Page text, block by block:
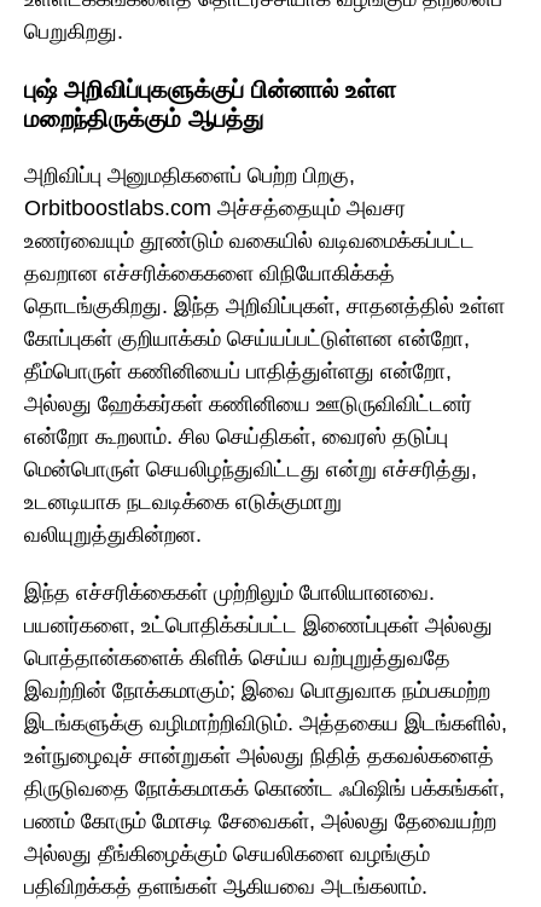
பெறுகிறது.
புஷ் அறிவிப்புகளுக்குப் பின்னால் உள்ள
மறைந்திருக்கும் ஆபத்து
அறிவிப்பு அனுமதிகளைப் பெற்ற பிறகு,
Orbitboostlabs.com அச்சத்தையும் அவசர
உணர்வையும் தூண்டும் வகையில் வடிவமைக்கப்பட்ட
தவறான எச்சரிக்கைகளை விநியோகிக்கத்
தொடங்குகிறது. இந்த அறிவிப்புகள், சாதனத்தில் உள்ள
கோப்புகள் குறியாக்கம் செய்யப்பட்டுள்ளன என்றோ,
தீம்பொருள் கணினியைப் பாதித்துள்ளது என்றோ,
அல்லது ஹேக்கர்கள் கணினியை ஊடுருவிவிட்டனர்
என்றோ கூறலாம். சில செய்திகள், வைரஸ் தடுப்பு
மென்பொருள் செயலிழந்துவிட்டது என்று எச்சரித்து,
உடனடியாக நடவடிக்கை எடுக்குமாறு
வலியுறுத்துகின்றன.
இந்த எச்சரிக்கைகள் முற்றிலும் போலியானவை.
பயனர்களை, உட்பொதிக்கப்பட்ட இணைப்புகள் அல்லது
பொத்தான்களைக் கிளிக் செய்ய வற்புறுத்துவதே
இவற்றின் நோக்கமாகும்; இவை பொதுவாக நம்பகமற்ற
இடங்களுக்கு வழிமாற்றிவிடும். அத்தகைய இடங்களில்,
உள்நுழைவுச் சான்றுகள் அல்லது நிதித் தகவல்களைத்
திருடுவதை நோக்கமாகக் கொண்ட ஃபிஷிங் பக்கங்கள்,
பணம் கோரும் மோசடி சேவைகள், அல்லது தேவையற்ற
அல்லது தீங்கிழைக்கும் செயலிகளை வழங்கும்
பதிவிறக்கத் தளங்கள் ஆகியவை அடங்கலாம்.